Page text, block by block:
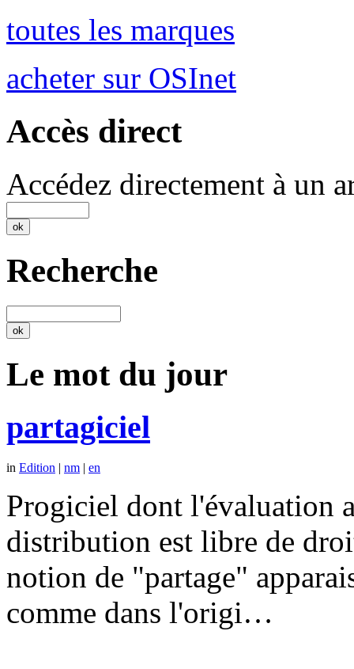
toutes les marques
acheter sur OSInet
Accès direct
Accédez directement à un
Recherche
Le mot du jour
partagiciel
in Edition | nm | en
Progiciel dont l'évaluation
distribution est libre de
notion de "partage"
comme dans l'origi…